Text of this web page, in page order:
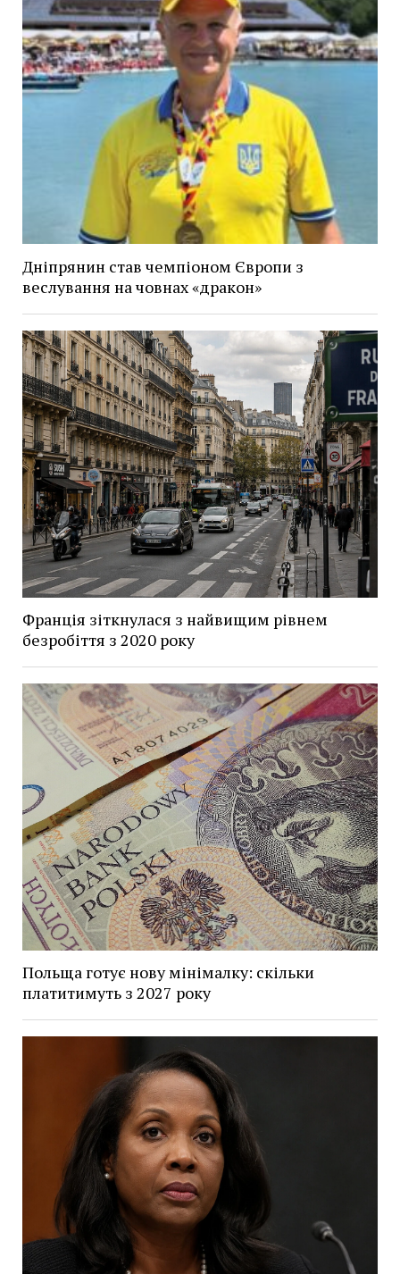
Дніпрянин став чемпіоном Європи з
веслування на човнах «дракон»
Франція зіткнулася з найвищим рівнем
безробіття з 2020 року
Польща готує нову мінімалку: скільки
платитимуть з 2027 року